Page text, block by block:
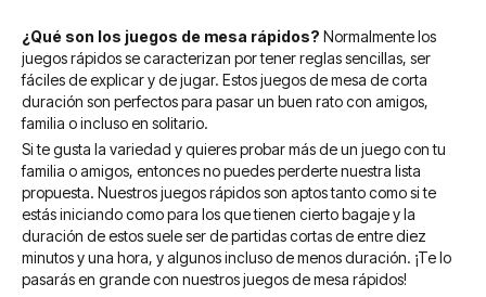
¿Qué son los juegos de mesa rápidos? Normalmente los
juegos rápidos se caracterizan por tener reglas sencillas, ser
fáciles de explicar y de jugar. Estos juegos de mesa de corta
duración son perfectos para pasar un buen rato con amigos,
familia o incluso en solitario.
Si te gusta la variedad y quieres probar más de un juego con tu
familia o amigos, entonces no puedes perderte nuestra lista
propuesta. Nuestros juegos rápidos son aptos tanto como si te
estás iniciando como para los que tienen cierto bagaje y la
duración de estos suele ser de partidas cortas de entre diez
minutos y una hora, y algunos incluso de menos duración. ¡Te lo
pasarás en grande con nuestros juegos de mesa rápidos!